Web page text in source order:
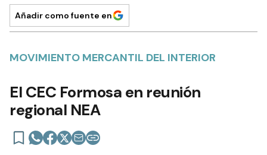
Añadir como fuente en
MOVIMIENTO MERCANTIL DEL INTERIOR
El CEC Formosa en reunión
regional NEA